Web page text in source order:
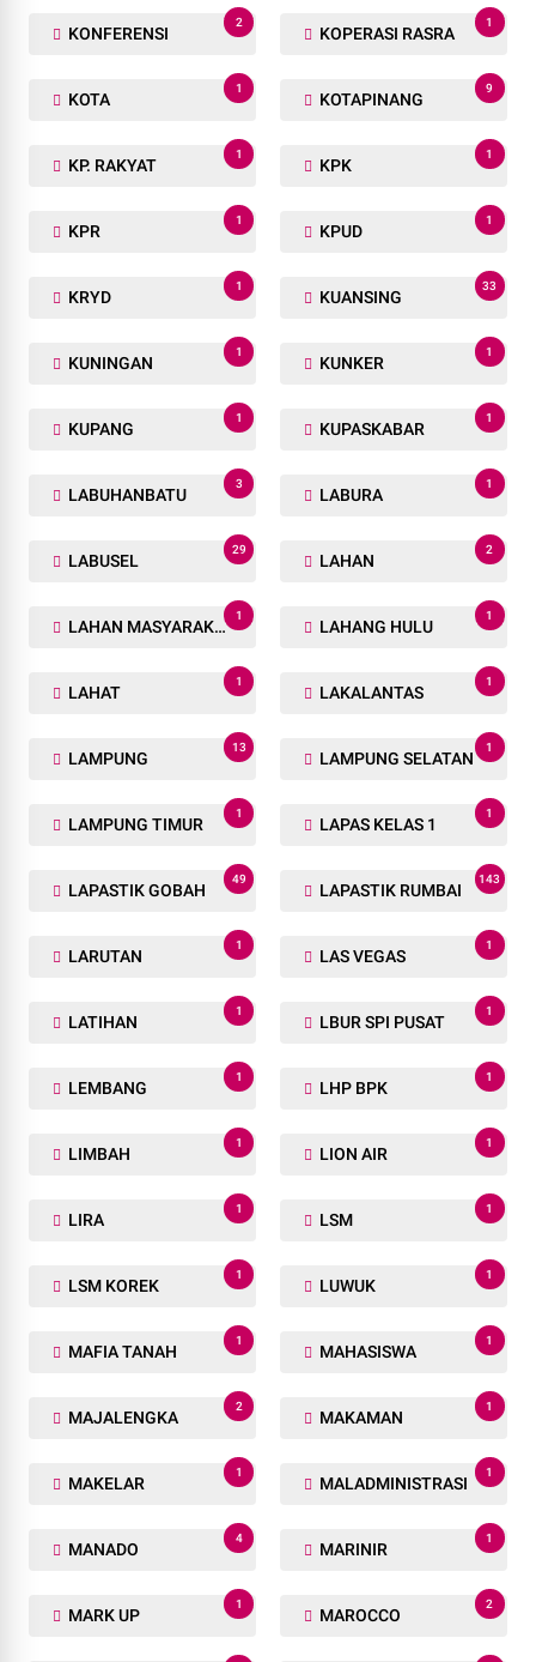
KONFERENSI
2
KOPERASI RASRA
1
KOTA
1
KOTAPINANG
9
KP. RAKYAT
1
KPK
1
KPR
1
KPUD
1
KRYD
1
KUANSING
33
KUNINGAN
1
KUNKER
1
KUPANG
1
KUPASKABAR
1
LABUHANBATU
3
LABURA
1
LABUSEL
29
LAHAN
2
LAHAN MASYARAKAT
1
LAHANG HULU
1
LAHAT
1
LAKALANTAS
1
LAMPUNG
13
LAMPUNG SELATAN
1
LAMPUNG TIMUR
1
LAPAS KELAS 1
1
LAPASTIK GOBAH
49
LAPASTIK RUMBAI
143
LARUTAN
1
LAS VEGAS
1
LATIHAN
1
LBUR SPI PUSAT
1
LEMBANG
1
LHP BPK
1
LIMBAH
1
LION AIR
1
LIRA
1
LSM
1
LSM KOREK
1
LUWUK
1
MAFIA TANAH
1
MAHASISWA
1
MAJALENGKA
2
MAKAMAN
1
MAKELAR
1
MALADMINISTRASI
1
MANADO
4
MARINIR
1
MARK UP
1
MAROCCO
2